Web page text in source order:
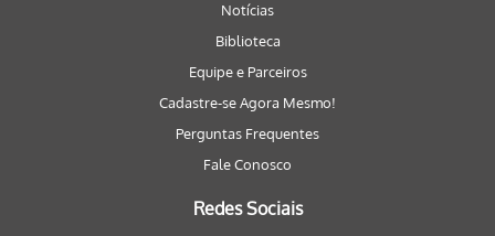
Notícias
Biblioteca
Equipe e Parceiros
Cadastre-se Agora Mesmo!
Perguntas Frequentes
Fale Conosco
Redes Sociais